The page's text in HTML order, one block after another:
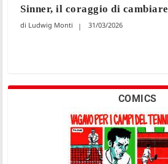
Sinner, il coraggio di cambiare
Ludwig Monti 31/03/2026
COMICS